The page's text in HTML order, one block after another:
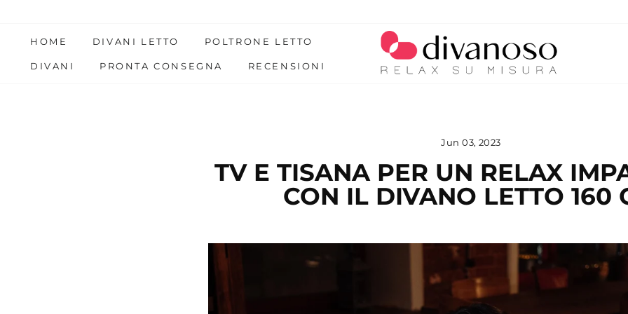
content
HOME DIVANI LETTO POLTRONE LETTO
DIVANI PRONTA CONSEGNA RECENSIONI
Jun 03, 2023
TV E TISANA PER UN RELAX
CON IL DIVANO LETTO 160